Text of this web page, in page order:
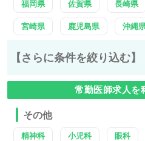
福岡県 佐賀県 長崎県
宮崎県 鹿児島県 沖縄
【さらに条件を絞り込む】
常勤医師求人を
その他
精神科 小児科 眼科